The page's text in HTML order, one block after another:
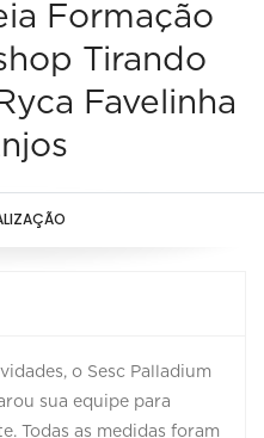
Formação
Tirando
Favelinha
o Sesc Palladium
sua equipe para
Todas as medidas foram